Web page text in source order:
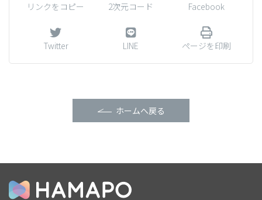
リンクをコピー 2次元コード Facebook
Twitter LINE ページを印刷
ホームへ戻る